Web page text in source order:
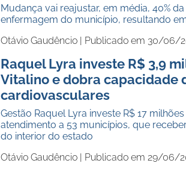
Mudança vai reajustar, em média, 40%
enfermagem do município, resultando
Otávio Gaudêncio | Publicado em 30/06/
Raquel Lyra investe R$ 3,9
Vitalino e dobra capacidade
cardiovasculares
Gestão Raquel Lyra investe R$ 17
atendimento a 53 municípios, que
do interior do estado
Otávio Gaudêncio | Publicado em 29/06/